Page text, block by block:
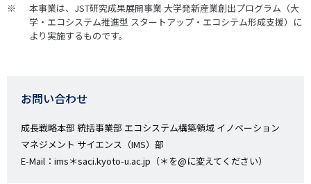
本事業は、JST研究成果展開事業 大学発新産業創出プログラム（大
学・エコシステム推進型 スタートアップ・エコシテム形成支援）に
より実施するものです。
お問い合わせ
成長戦略本部 統括事業部 エコシステム構築領域 イノベーション
マネジメント サイエンス（IMS）部
E-Mail：ims＊saci.kyoto-u.ac.jp（＊を@に変えてください）